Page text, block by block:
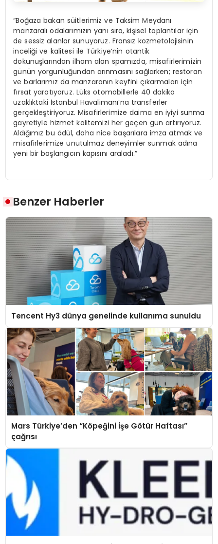
“Boğaza bakan süitlerimiz ve Taksim Meydanı
manzaralı odalarımızın yanı sıra, kişisel toplantılar için
de sessiz alanlar sunuyoruz. Fransız kozmetolojisinin
inceliği ve kalitesi ile Türkiye’nin otantik
dokunuşlarından ilham alan spamızda, misafirlerimizin
günün yorgunluğundan arınmasını sağlarken; restoran
ve barlarımız da manzaranın keyfini çıkarmaları için
fırsat yaratıyoruz. Lüks otomobillerle 40 dakika
uzaklıktaki İstanbul Havalimanı’na transferler
gerçekleştiriyoruz. Misafirlerimize daima en iyiyi sunma
gayretiyle hizmet kalitemizi her geçen gün artırıyoruz.
Aldığımız bu ödül, daha nice başarılara imza atmak ve
misafirlerimize unutulmaz deneyimler sunmak adına
yeni bir başlangıcın kapısını araladı.”
Benzer Haberler
Tencent Hy3 dünya genelinde kullanıma sunuldu
Mars Türkiye’den “Köpeğini İşe Götür Haftası”
çağrısı